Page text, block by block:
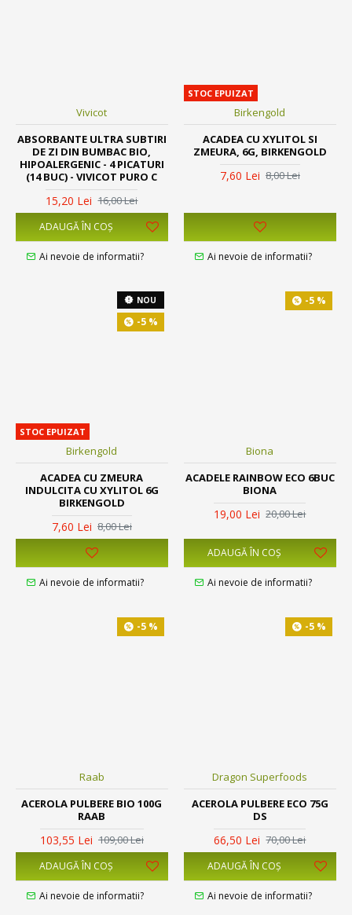
Vivicot
ABSORBANTE ULTRA SUBTIRI
DE ZI DIN BUMBAC BIO,
HIPOALERGENIC - 4 PICATURI
(14 BUC) - VIVICOT PURO C
15,20 Lei 16,00 Lei
ADAUGĂ ÎN COŞ
Ai nevoie de informatii?
STOC EPUIZAT
Birkengold
ACADEA CU XYLITOL SI
ZMEURA, 6G, BIRKENGOLD
7,60 Lei 8,00 Lei
Ai nevoie de informatii?
NOU
-5 %
STOC EPUIZAT
Birkengold
ACADEA CU ZMEURA
INDULCITA CU XYLITOL 6G
BIRKENGOLD
7,60 Lei 8,00 Lei
Ai nevoie de informatii?
-5 %
Biona
ACADELE RAINBOW ECO 6BUC
BIONA
19,00 Lei 20,00 Lei
ADAUGĂ ÎN COŞ
Ai nevoie de informatii?
-5 %
Raab
ACEROLA PULBERE BIO 100G
RAAB
103,55 Lei 109,00 Lei
ADAUGĂ ÎN COŞ
Ai nevoie de informatii?
-5 %
Dragon Superfoods
ACEROLA PULBERE ECO 75G
DS
66,50 Lei 70,00 Lei
ADAUGĂ ÎN COŞ
Ai nevoie de informatii?